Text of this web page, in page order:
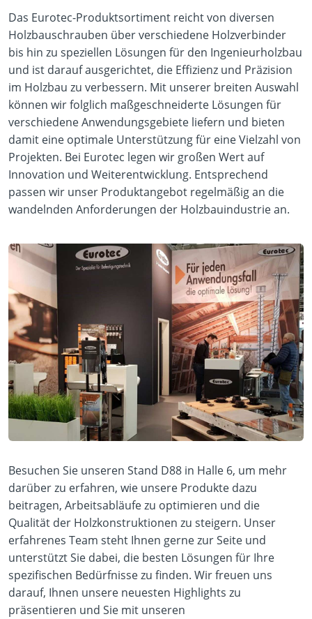
Das Eurotec-Produktsortiment reicht von diversen
Holzbauschrauben über verschiedene Holzverbinder
bis hin zu speziellen Lösungen für den Ingenieurholzbau
und ist darauf ausgerichtet, die Effizienz und Präzision
im Holzbau zu verbessern. Mit unserer breiten Auswahl
können wir folglich maßgeschneiderte Lösungen für
verschiedene Anwendungsgebiete liefern und bieten
damit eine optimale Unterstützung für eine Vielzahl von
Projekten. Bei Eurotec legen wir großen Wert auf
Innovation und Weiterentwicklung. Entsprechend
passen wir unser Produktangebot regelmäßig an die
wandelnden Anforderungen der Holzbauindustrie an.
Besuchen Sie unseren Stand D88 in Halle 6, um mehr
darüber zu erfahren, wie unsere Produkte dazu
beitragen, Arbeitsabläufe zu optimieren und die
Qualität der Holzkonstruktionen zu steigern. Unser
erfahrenes Team steht Ihnen gerne zur Seite und
unterstützt Sie dabei, die besten Lösungen für Ihre
spezifischen Bedürfnisse zu finden. Wir freuen uns
darauf, Ihnen unsere neuesten Highlights zu
präsentieren und Sie mit unseren